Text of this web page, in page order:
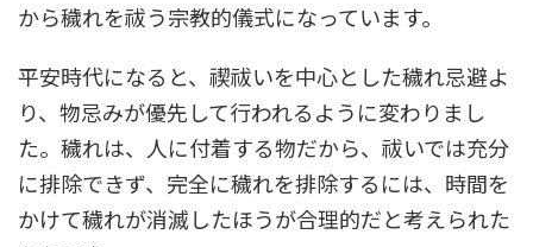
から穢れを祓う宗教的儀式になっています。
平安時代になると、禊祓いを中心とした穢れ忌避よ
り、物忌みが優先して行われるように変わりまし
た。穢れは、人に付着する物だから、祓いでは充分
に排除できず、完全に穢れを排除するには、時間を
かけて穢れが消滅したほうが合理的だと考えられた